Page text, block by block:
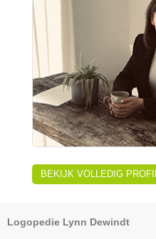
BEKIJK VOLLEDIG
Logopedie Lynn Dewindt